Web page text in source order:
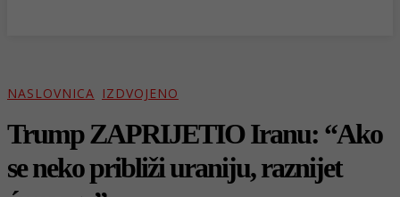
NASLOVNICA IZDVOJENO
Trump ZAPRIJETIO Iranu: “Ako
se neko približi uraniju, raznijet